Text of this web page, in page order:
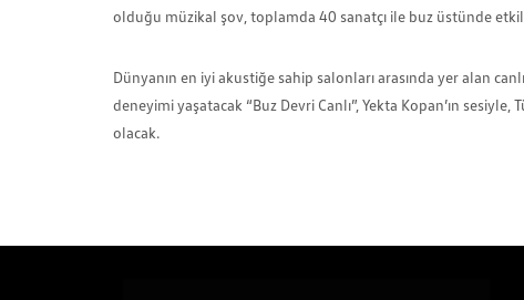
olduğu müzikal şov, toplamda 40 sanatçı ile buz üstünde
Dünyanın en iyi akustiğe sahip salonları arasında yer alan
deneyimi yaşatacak “Buz Devri Canlı”, Yekta Kopan’ın
olacak.